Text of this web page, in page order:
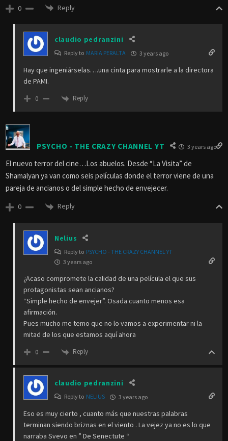
0 Reply
claudio pedranzini
Reply to MARIA PERALTA 3 years ago
Hay que ingeniárselas….una cinta para mostrarle a la directora
de PAMI.
0 Reply
PSYCHO - THE CRAZY CHANNEL YT 3 years ago
El nuevo terror del cine…Los abuelos. Desde “La Visita” de
Shamalyan ya van como seis películas donde el terror viene de una
pareja de ancianos o del simple hecho de envejecer.
0 Reply
Nelius
Reply to PSYCHO - THE CRAZY CHANNEL YT
3 years ago
¿Acaso compromete la calidad de una película el que sus
protagonistas sean ancianos?
“Simple hecho de envejer”. Osada cuanto menos esa
afirmación.
Pues mucho me temo que no lo vamos a experimentar ni la
mitad de los que estamos aquí ahora
0 Reply
claudio pedranzini
Reply to NELIUS 3 years ago
Eso es muy cierto , cuanto más que nuestras palabras
terminan siendo briznas en el viento . La vejez ya no es lo que
narraba Svevo en ” De Senectute “